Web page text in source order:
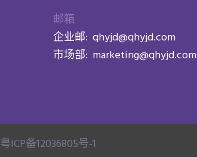
邮箱
企业邮: qhyjd@qhyjd.com
市场部: marketing@qhyjd.com
粤ICP备12036805号-1